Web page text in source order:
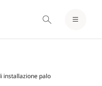
installazione palo